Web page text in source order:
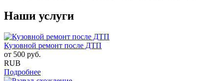
Наши услуги
Кузовной ремонт после ДТП
от 500 руб.
RUB
Подробнее